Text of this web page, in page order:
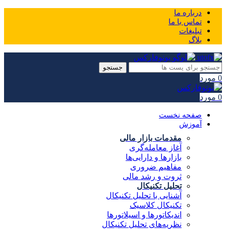
درباره ما
تماس با ما
تبلیغات
بلاگ
جستجو
0 مورد
0 مورد
صفحه نخست
آموزش
مقدمات بازار مالی
آغاز معامله‌گری
بازارها و دارایی‌ها
مفاهیم ضروری
ثروت و رشد مالی
تحلیل تکنیکال
آشنایی با تحلیل تکنیکال
تکنیکال کلاسیک
اندیکاتورها و اسیلاتورها
نظریه‌های تحلیل تکنیکال